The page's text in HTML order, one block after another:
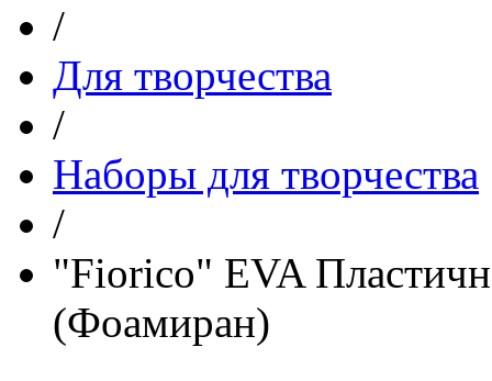
/
Для творчества
/
Наборы для творчества
/
"Fiorico" EVA
(Фоамиран)